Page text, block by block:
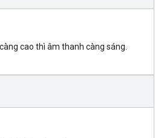
cao thì âm thanh càng sáng.